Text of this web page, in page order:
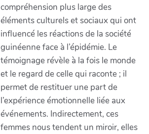
compréhension plus large des
éléments culturels et sociaux qui ont
influencé les réactions de la société
guinéenne face à l’épidémie. Le
témoignage révèle à la fois le monde
et le regard de celle qui raconte ; il
permet de restituer une part de
l’expérience émotionnelle liée aux
événements. Indirectement, ces
femmes nous tendent un miroir, elles